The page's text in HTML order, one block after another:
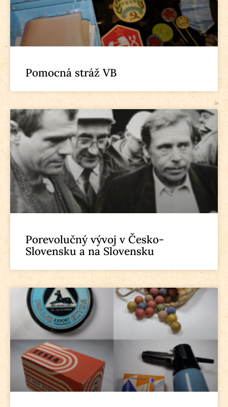
Pomocná stráž VB
Porevolučný vývoj v Česko-
Slovensku a na Slovensku